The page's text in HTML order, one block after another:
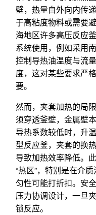
壁，热量自外向内传
于高粘度物料或需要
海地区许多高压反应
系统使用，例如采用
控制导热油温度与流
度，这对某些要求严
要。
然而，夹套加热的局
须穿透釜壁，金属壁
导热系数较低时，升
型反应釜，夹套的换
导致加热效率降低。
“热区”，特别是在介
匀性可能打折扣。安
压力协调设计，一旦
锁反应。